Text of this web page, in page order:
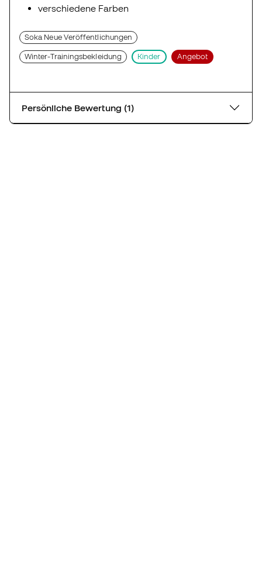
verschiedene Farben
Soka Neue Veröffentlichungen
Winter-Trainingsbekleidung Kinder Angebot
Persönliche Bewertung (1)